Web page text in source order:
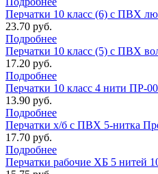
Перчатки 10 класс (6) с ПВХ
23.70 руб.
Подробнее
Перчатки 10 класс (5) с ПВХ
17.20 руб.
Подробнее
Перчатки 10 класс 4 нити ПР-
13.90 руб.
Подробнее
Перчатки х/б с ПВХ 5-нитка
17.70 руб.
Подробнее
Перчатки рабочие ХБ 5 нитей